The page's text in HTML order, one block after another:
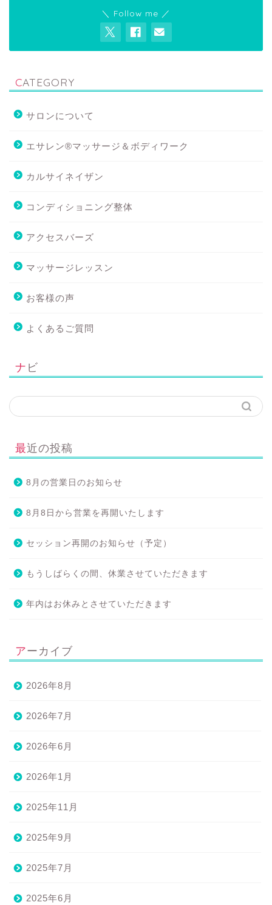
＼ Follow me ／
CATEGORY
サロンについて
エサレン®マッサージ＆ボディワーク
カルサイネイザン
コンディショニング整体
アクセスバーズ
マッサージレッスン
お客様の声
よくあるご質問
ナビ
最近の投稿
8月の営業日のお知らせ
8月8日から営業を再開いたします
セッション再開のお知らせ（予定）
もうしばらくの間、休業させていただきます
年内はお休みとさせていただきます
アーカイブ
2026年8月
2026年7月
2026年6月
2026年1月
2025年11月
2025年9月
2025年7月
2025年6月